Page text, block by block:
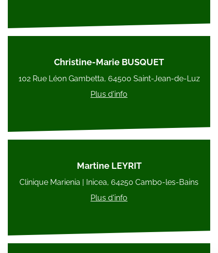
Christine-Marie BUSQUET
102 Rue Léon Gambetta, 64500 Saint-Jean-de-Luz
Plus d'info
Martine LEYRIT
Clinique Marienia | Inicea, 64250 Cambo-les-Bains
Plus d'info